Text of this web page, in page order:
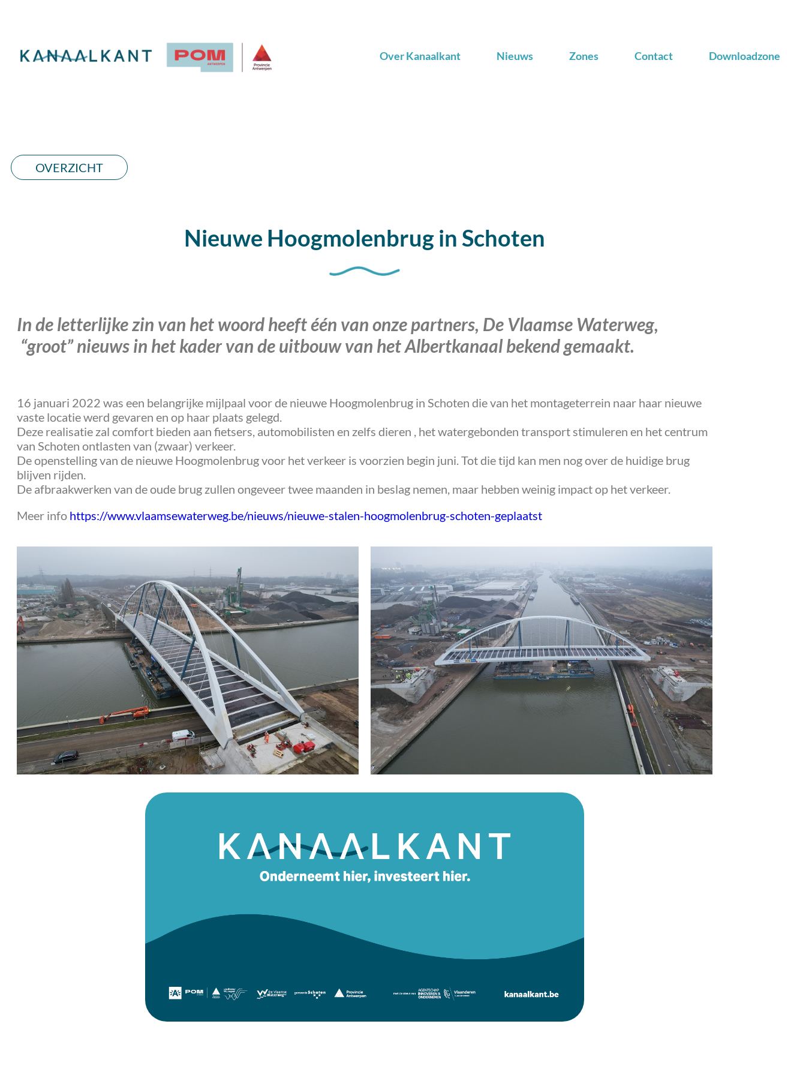
Over Kanaalkant Nieuws Zones Contact Downloadzone
OVERZICHT
Nieuwe Hoogmolenbrug in Schoten
In de letterlijke zin van het woord heeft één van onze partners, De Vlaamse Waterweg,
“groot” nieuws in het kader van de uitbouw van het Albertkanaal bekend gemaakt.
16 januari 2022 was een belangrijke mijlpaal voor de nieuwe Hoogmolenbrug in Schoten die van het montageterrein naar haar nieuwe
vaste locatie werd gevaren en op haar plaats gelegd.
Deze realisatie zal comfort bieden aan fietsers, automobilisten en zelfs dieren , het watergebonden transport stimuleren en het centrum
van Schoten ontlasten van (zwaar) verkeer.
De openstelling van de nieuwe Hoogmolenbrug voor het verkeer is voorzien begin juni. Tot die tijd kan men nog over de huidige brug
blijven rijden.
De afbraakwerken van de oude brug zullen ongeveer twee maanden in beslag nemen, maar hebben weinig impact op het verkeer.
Meer info https://www.vlaamsewaterweg.be/nieuws/nieuwe-stalen-hoogmolenbrug-schoten-geplaatst